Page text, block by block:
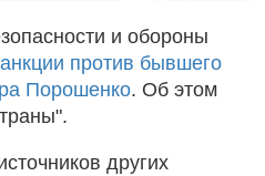
и обороны
против бывшего
Порошенко. Об этом
других